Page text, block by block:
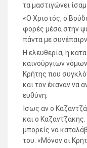
τα μαστιγώνει
«Ο Χριστός, ο
φορές μέσα στην
πάντα με
Η ελευθερία, η
καινούργιων
Κρήτης που
και τον έκαναν να
ευθύνη.
Ίσως αν ο
και ο Καζαντζάκης.
μπορείς να
του. «Μόνον οι